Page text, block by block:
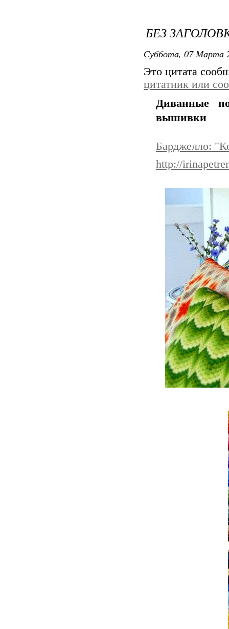
БЕЗ
Суббота, 07 Марта
Это цитата
цитатник или
Диванные
вышивки
Барджелло:
http://